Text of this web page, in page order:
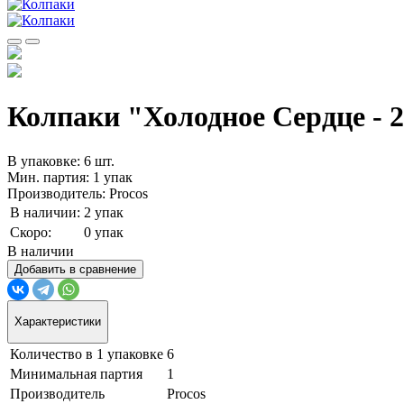
Колпаки "Холодное Сердце -
В упаковке: 6 шт.
Мин. партия: 1 упак
Производитель: Procos
В наличии: 2 упак
Скоро:
0 упак
В наличии
Добавить в сравнение
Характеристики
Количество в 1 упаковке 6
Минимальная партия
1
Производитель
Procos